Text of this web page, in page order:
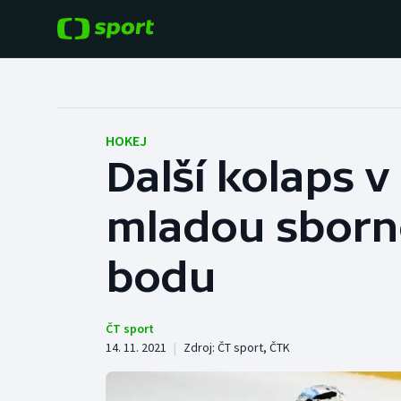
Hokej
Tenis
Atletika
Baseball a softbal
Basketbal
HOKEJ
Další kolaps
mladou
bodu
ČT sport
14. 11. 2021 | Zdroj: ČT sport, ČTK